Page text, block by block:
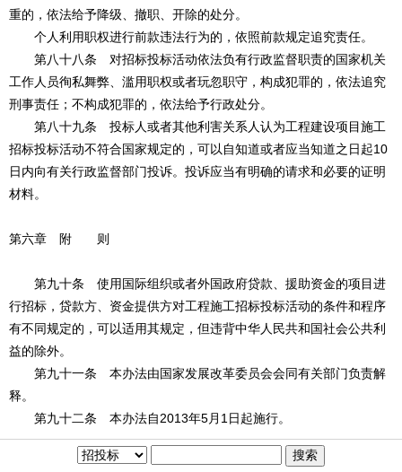
重的，依法给予降级、撤职、开除的处分。
个人利用职权进行前款违法行为的，依照前款规定追究责任。
第八十八条 对招标投标活动依法负有行政监督职责的国家机关
工作人员徇私舞弊、滥用职权或者玩忽职守，构成犯罪的，依法追究
刑事责任；不构成犯罪的，依法给予行政处分。
第八十九条 投标人或者其他利害关系人认为工程建设项目施工
招标投标活动不符合国家规定的，可以自知道或者应当知道之日起10
日内向有关行政监督部门投诉。投诉应当有明确的请求和必要的证明
材料。
第六章 附 则
第九十条 使用国际组织或者外国政府贷款、援助资金的项目进
行招标，贷款方、资金提供方对工程施工招标投标活动的条件和程序
有不同规定的，可以适用其规定，但违背中华人民共和国社会公共利
益的除外。
第九十一条 本办法由国家发展改革委员会会同有关部门负责解
释。
第九十二条 本办法自2013年5月1日起施行。